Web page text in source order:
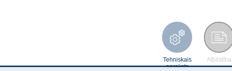
Tehniskais
apraksts
Atbilstība